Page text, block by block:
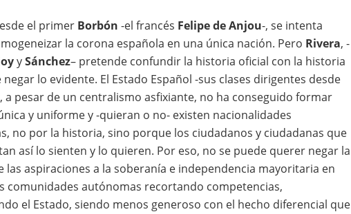
el primer Borbón -el francés Felipe de Anjou-, se intenta
la corona española en una única nación. Pero Rivera, -
ySánchez– pretende confundir la historia oficial con la historia
lo evidente. El Estado Español -sus clases dirigentes desde
, a pesar de un centralismo asfixiante, no ha conseguido formar
y uniforme y -quieran o no- existen nacionalidades
no por la historia, sino porque los ciudadanos y ciudadanas que
así lo sienten y lo quieren. Por eso, no se puede querer negar la
las aspiraciones a la soberanía e independencia mayoritaria en
comunidades autónomas recortando competencias,
el Estado, siendo menos generoso con el hecho diferencial que